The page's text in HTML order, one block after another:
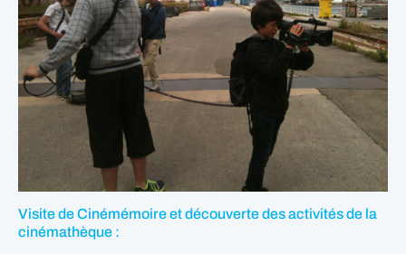
Visite de Cinémémoire et découverte des activités de la
cinémathèque :